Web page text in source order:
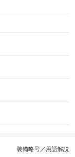
装備略号／用語解説